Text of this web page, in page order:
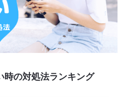
時の対処法ランキング